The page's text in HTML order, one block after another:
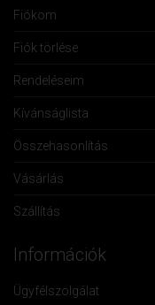
Fiókom
Fiók törlése
Rendeléseim
Kívánságlista
Összehasonlítás
Vásárlás
Szállítás
Információk
Ügyfélszolgálat